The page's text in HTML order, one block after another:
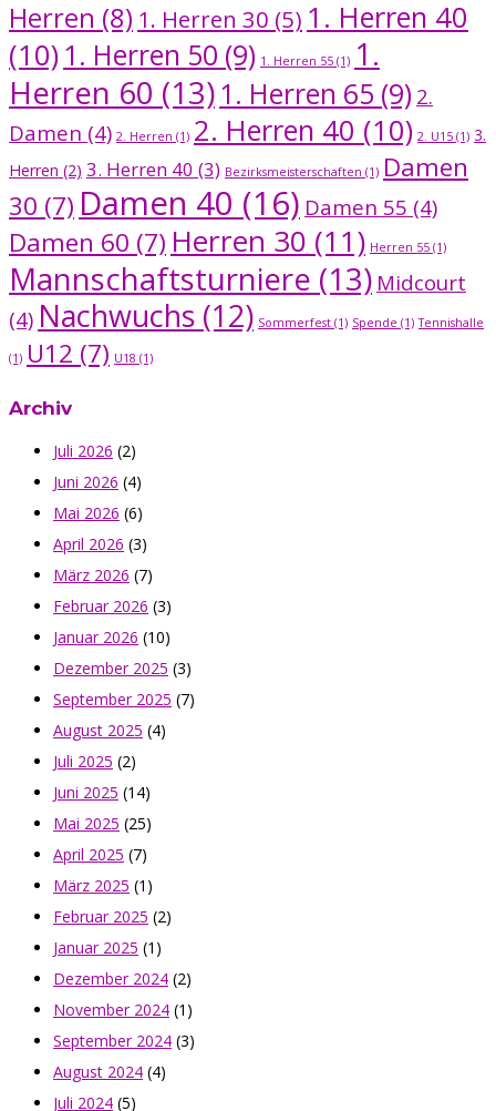
Herren (8) 1. Herren 30 (5) 1. Herren 40
(10)1. Herren 50 (9) 1. Herren 55 (1) 1.
Herren 60 (13)1. Herren 65 (9) 2.
Damen (4) 2. Herren (1) 2. Herren 40 (10) 2. U15 (1) 3.
Herren (2) 3. Herren 40 (3) Bezirksmeisterschaften (1) Damen
30 (7) Damen 40 (16) Damen 55 (4)
Damen 60 (7) Herren 30 (11) Herren 55 (1)
Mannschaftsturniere (13) Midcourt
(4) Nachwuchs (12) Sommerfest (1) Spende (1) Tennishalle
(1) U12 (7) U18 (1)
Archiv
Juli 2026 (2)
Juni 2026 (4)
Mai 2026 (6)
April 2026 (3)
März 2026 (7)
Februar 2026 (3)
Januar 2026 (10)
Dezember 2025 (3)
September 2025 (7)
August 2025 (4)
Juli 2025 (2)
Juni 2025 (14)
Mai 2025 (25)
April 2025 (7)
März 2025 (1)
Februar 2025 (2)
Januar 2025 (1)
Dezember 2024 (2)
November 2024 (1)
September 2024 (3)
August 2024 (4)
Juli 2024 (5)